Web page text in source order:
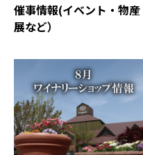
催事情報(イベント・物産
展など）